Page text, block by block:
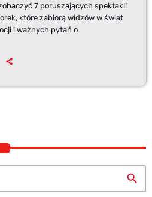
7 poruszających spektakli
które zabiorą widzów w świat
i ważnych pytań o
search